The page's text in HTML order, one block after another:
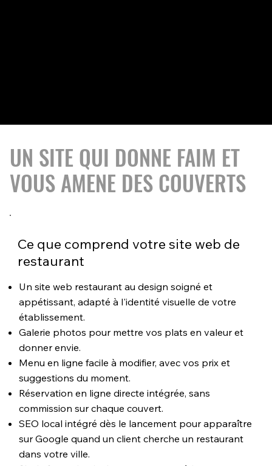
UN SITE QUI DONNE FAIM ET
VOUS AMENE DES COUVERTS
Ce que comprend votre site web de
restaurant
Un site web restaurant au design soigné et
appétissant, adapté à l'identité visuelle de votre
établissement.
Galerie photos pour mettre vos plats en valeur et
donner envie.
Menu en ligne facile à modifier, avec vos prix et
suggestions du moment.
Réservation en ligne directe intégrée, sans
commission sur chaque couvert.
SEO local intégré dès le lancement pour apparaître
sur Google quand un client cherche un restaurant
dans votre ville.